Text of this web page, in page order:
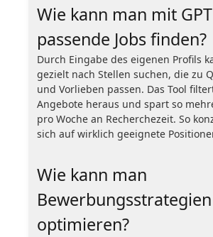
Wie kann man mit GPT
passende Jobs finden?
Durch Eingabe des eigenen Profils
gezielt nach Stellen suchen, die zu
und Vorlieben passen. Das Tool
Angebote heraus und spart so
pro Woche an Recherchezeit. So
sich auf wirklich geeignete
Wie kann man
optimieren?